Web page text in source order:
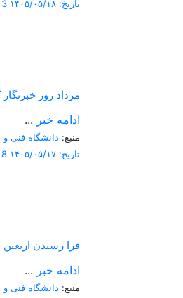
تاریخ: ۱۴۰۵/۰۵/۱۸ 3 بازدید
17 مرداد روز
... ادامه خبر
منبع: دانشگاه فنی
تاریخ: ۱۴۰۵/۰۵/۱۷
8 بازدید
فرا رسیدن
... ادامه خبر
منبع: دانشگاه فنی